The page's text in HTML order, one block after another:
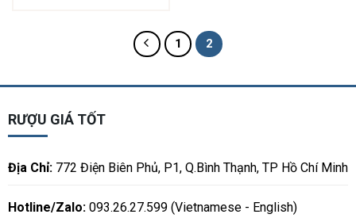
1 2
RƯỢU GIÁ TỐT
Địa Chỉ:772 Điện Biên Phủ, P1, Q.Bình Thạnh, TP Hồ Chí Minh
Hotline/Zalo:093.26.27.599 (Vietnamese - English)